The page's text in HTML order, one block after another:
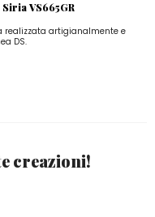
VS665GR
realizzata artigianalmente e
DS.
creazioni!